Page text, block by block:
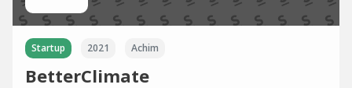
Startup 2021 Achim
BetterClimate